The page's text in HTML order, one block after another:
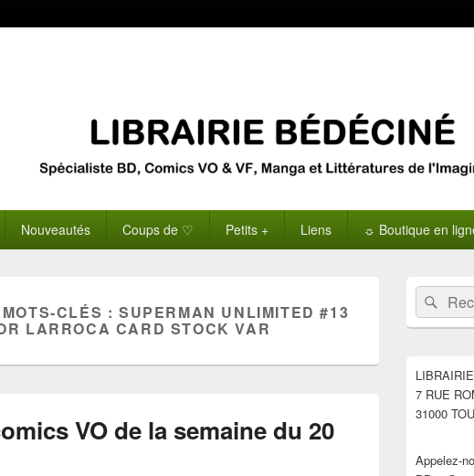
Nouveautés Coups de ♡ Petits + Liens ☼ Boutique en
CLÉS :SUPERMAN UNLIMITED #13
LARROCA CARD STOCK VAR
VO de la semaine du 20
Zone
principale
de
widget
barre
latérale
Recherche
7 RUE
31000
Appelez-